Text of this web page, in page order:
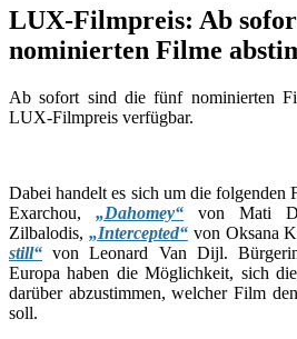
LUX-Filmpreis: Ab
nominierten Filme
Ab sofort sind die fünf nominierten
LUX-Filmpreis verfügbar.
Dabei handelt es sich um die folgenden
Exarchou, „Dahomey“ von Mati
Zilbalodis, „Intercepted“ von Oksana
still“ von Leonard Van Dijl.
Europa haben die Möglichkeit, sich
darüber abzustimmen, welcher Film
soll.